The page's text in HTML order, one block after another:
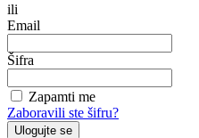
ili
Email
Šifra
Zapamti me
Zaboravili ste šifru?
Ulogujte se